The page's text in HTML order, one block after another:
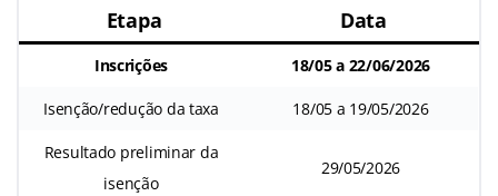
Etapa Data
Inscrições 18/05 a 22/06/2026
Isenção/redução da taxa 18/05 a 19/05/2026
Resultado preliminar da
isenção
29/05/2026